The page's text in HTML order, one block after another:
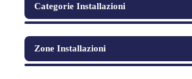
Categorie Installazioni
Automazioni per accessi
Zone Installazioni